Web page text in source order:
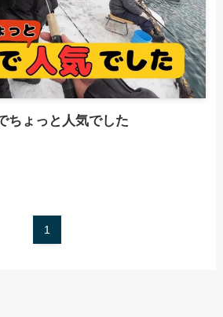
ちょっと人気でした
1